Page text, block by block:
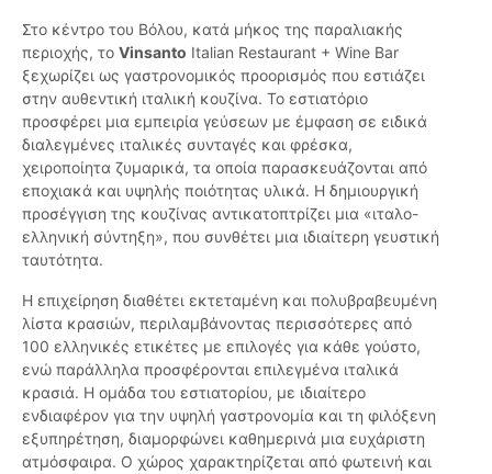
Στο κέντρο του Βόλου, κατά μήκος της παραλιακής
περιοχής, το Vinsanto Italian Restaurant + Wine Bar
ξεχωρίζει ως γαστρονομικός προορισμός που εστιάζει
στην αυθεντική ιταλική κουζίνα. Το εστιατόριο
προσφέρει μια εμπειρία γεύσεων με έμφαση σε ειδικά
διαλεγμένες ιταλικές συνταγές και φρέσκα,
χειροποίητα ζυμαρικά, τα οποία παρασκευάζονται από
εποχιακά και υψηλής ποιότητας υλικά. Η δημιουργική
προσέγγιση της κουζίνας αντικατοπτρίζει μια «ιταλο-
ελληνική σύντηξη», που συνθέτει μια ιδιαίτερη γευστική
ταυτότητα.
Η επιχείρηση διαθέτει εκτεταμένη και πολυβραβευμένη
λίστα κρασιών, περιλαμβάνοντας περισσότερες από
100 ελληνικές ετικέτες με επιλογές για κάθε γούστο,
ενώ παράλληλα προσφέρονται επιλεγμένα ιταλικά
κρασιά. Η ομάδα του εστιατορίου, με ιδιαίτερο
ενδιαφέρον για την υψηλή γαστρονομία και τη φιλόξενη
εξυπηρέτηση, διαμορφώνει καθημερινά μια ευχάριστη
ατμόσφαιρα. Ο χώρος χαρακτηρίζεται από φωτεινή και